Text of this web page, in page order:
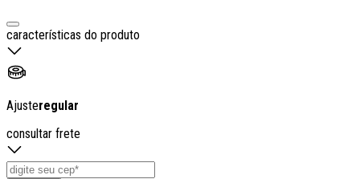
características do produto
Ajusteregular
consultar frete